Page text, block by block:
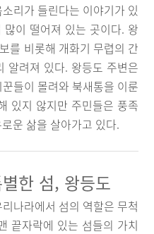
리가 들린다는 이야기가 있
이 떨어져 있는 곳이다. 왕
를 비롯해 개화기 무렵의 간
알려져 있다. 왕등도 주변은
들이 몰려와 북새통을 이룬
있지 않지만 주민들은 풍족
운 삶을 살아가고 있다.
한 섬, 왕등도
나라에서 섬의 역할은 무척
끝자락에 있는 섬들의 가치